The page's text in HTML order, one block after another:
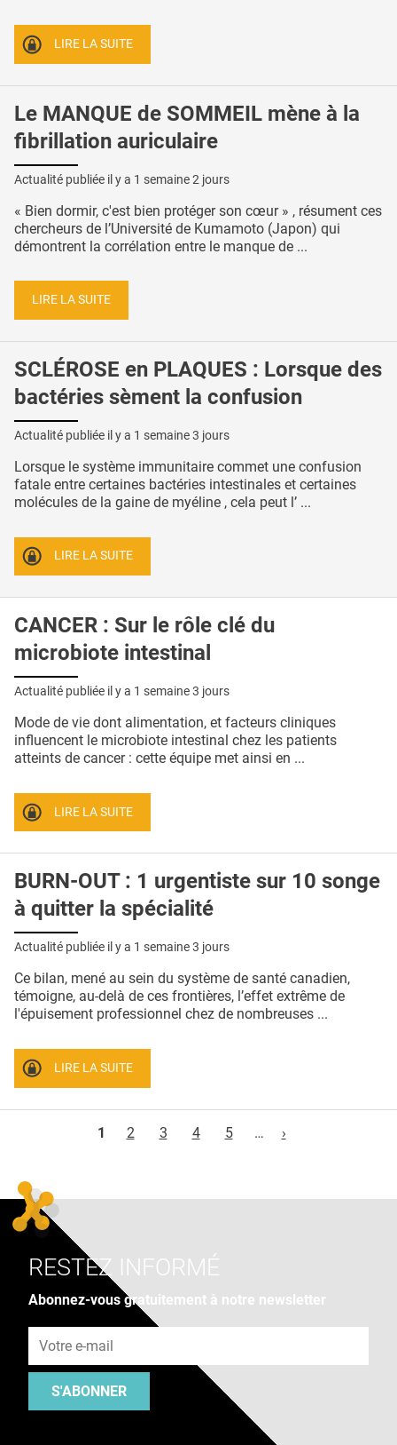
LIRE LA SUITE
Le MANQUE de SOMMEIL mène à la
fibrillation auriculaire
Actualité publiée il y a 1 semaine 2 jours
« Bien dormir, c'est bien protéger son cœur » , résument ces
chercheurs de l’Université de Kumamoto (Japon) qui
démontrent la corrélation entre le manque de ...
LIRE LA SUITE
SCLÉROSE en PLAQUES : Lorsque des
bactéries sèment la confusion
Actualité publiée il y a 1 semaine 3 jours
Lorsque le système immunitaire commet une confusion
fatale entre certaines bactéries intestinales et certaines
molécules de la gaine de myéline , cela peut l’ ...
LIRE LA SUITE
CANCER : Sur le rôle clé du
microbiote intestinal
Actualité publiée il y a 1 semaine 3 jours
Mode de vie dont alimentation, et facteurs cliniques
influencent le microbiote intestinal chez les patients
atteints de cancer : cette équipe met ainsi en ...
LIRE LA SUITE
BURN-OUT : 1 urgentiste sur 10 songe
à quitter la spécialité
Actualité publiée il y a 1 semaine 3 jours
Ce bilan, mené au sein du système de santé canadien,
témoigne, au-delà de ces frontières, l’effet extrême de
l'épuisement professionnel chez de nombreuses ...
LIRE LA SUITE
1
2 3 4 5 … ›
RESTEZ INFORMÉ
Abonnez-vous gratuitement à notre newsletter
S'ABONNER